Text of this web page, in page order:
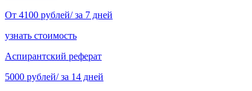
От 4100 рублей/ за 7 дней
узнать стоимость
Аспирантский реферат
5000 рублей/ за 14 дней